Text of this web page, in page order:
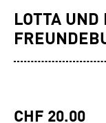
LOTTA UND
CHF 20.00